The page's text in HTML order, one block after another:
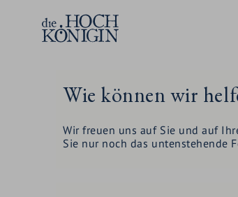
Wie können wir
Wir freuen uns auf Sie und auf
Sie nur noch das untenstehende